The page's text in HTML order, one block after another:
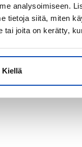
analysoimiseen.
tietoja siitä, miten
tai joita on kerätty,
Kiellä